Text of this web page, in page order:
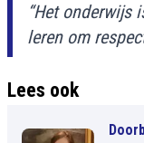
“Het onderwijs
leren om
Lees ook